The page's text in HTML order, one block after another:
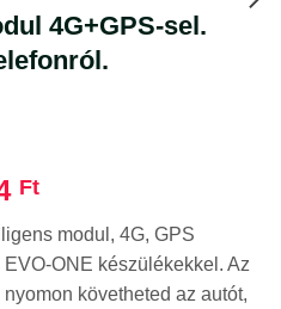
4G+GPS-sel.
Ft.
FtCurrent
is:
101.094 Ft.
modul, 4G, GPS
ONE készülékekkel. Az
követheted az autót,